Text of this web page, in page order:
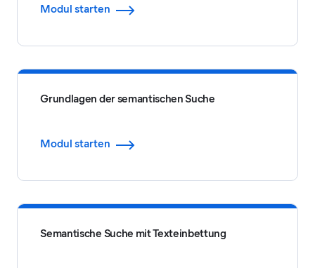
Modul starten
Grundlagen der semantischen Suche
Modul starten
Semantische Suche mit Texteinbettung